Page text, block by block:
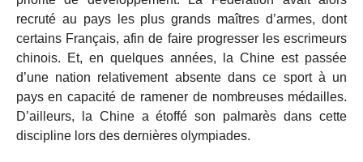
recruté au pays les plus grands maîtres d’armes, dont
certains Français, afin de faire progresser les escrimeurs
chinois. Et, en quelques années, la Chine est passée
d’une nation relativement absente dans ce sport à un
pays en capacité de ramener de nombreuses médailles.
D’ailleurs, la Chine a étoffé son palmarès dans cette
discipline lors des dernières olympiades.